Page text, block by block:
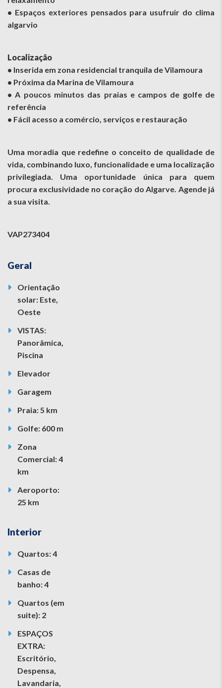
• Espaços exteriores pensados para usufruir do clima
algarvio
Localização
• Inserida em zona residencial tranquila de Vilamoura
• Próxima da Marina de Vilamoura
• A poucos minutos das praias e campos de golfe de
referência
• Fácil acesso a comércio, serviços e restauração
Uma moradia que redefine o conceito de qualidade de
vida, combinando luxo, funcionalidade e uma localização
privilegiada. Uma oportunidade única para quem
procura exclusividade no coração do Algarve. Agende já
a sua visita.
VAP273404
Geral
Orientação
solar: Este,
Oeste
VISTAS:
Panorâmica,
Piscina
Elevador
Garagem
Praia: 5 km
Golfe: 600 m
Zona
Comercial: 4
km
Aeroporto:
25 km
Interior
Quartos: 4
Casas de
banho: 4
Quartos (em
suite): 2
ESPAÇOS
EXTRA:
Escritório,
Despensa,
Lavandaria,